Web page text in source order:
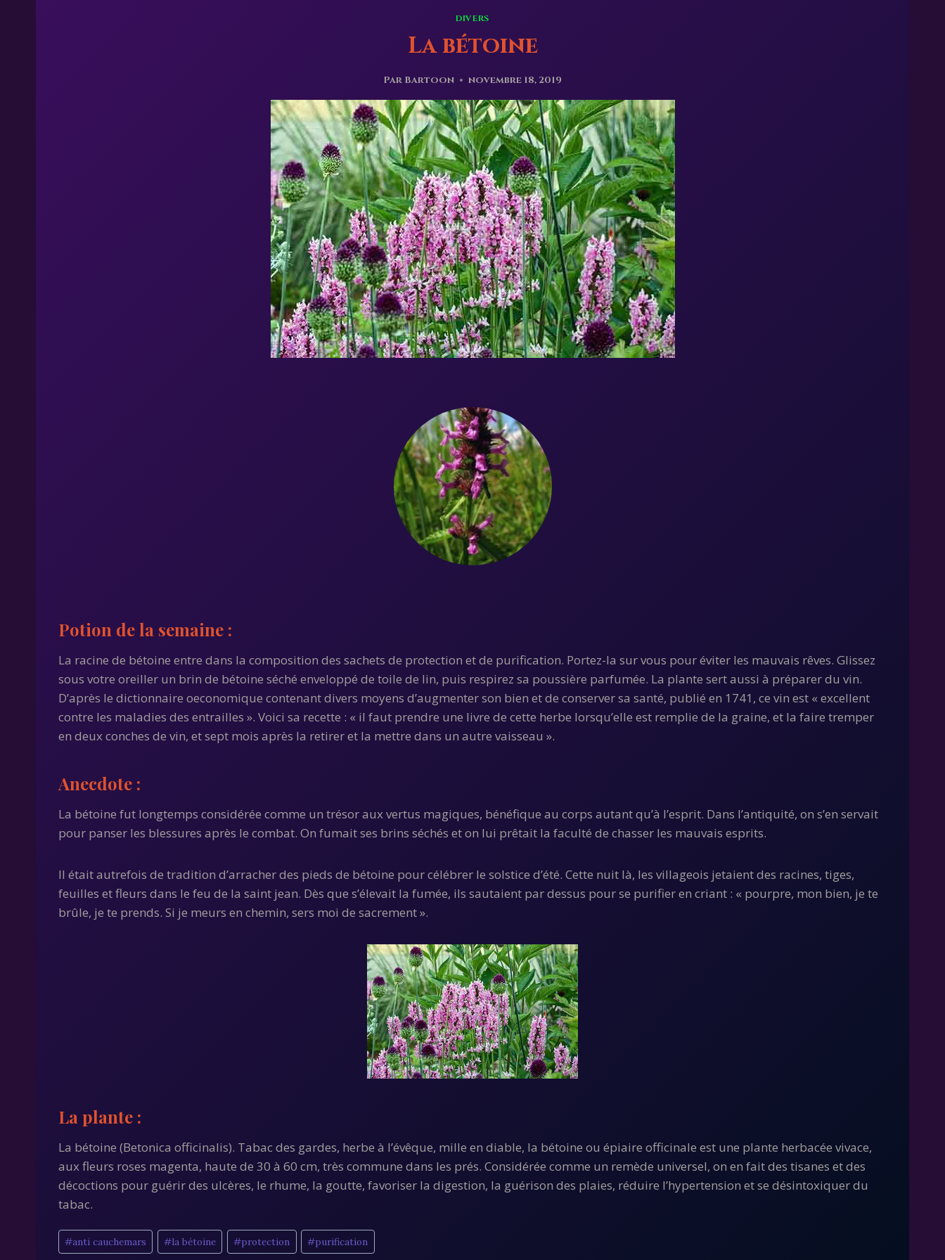
DIVERS
La bétoine
Par Bartoon novembre 18, 2019
Potion de la semaine :
La racine de bétoine entre dans la composition des sachets de protection et de purification. Portez-la sur vous pour éviter les mauvais rêves. Glissez
sous votre oreiller un brin de bétoine séché enveloppé de toile de lin, puis respirez sa poussière parfumée. La plante sert aussi à préparer du vin.
D’après le dictionnaire oeconomique contenant divers moyens d’augmenter son bien et de conserver sa santé, publié en 1741, ce vin est « excellent
contre les maladies des entrailles ». Voici sa recette : « il faut prendre une livre de cette herbe lorsqu’elle est remplie de la graine, et la faire tremper
en deux conches de vin, et sept mois après la retirer et la mettre dans un autre vaisseau ».
Anecdote :
La bétoine fut longtemps considérée comme un trésor aux vertus magiques, bénéfique au corps autant qu’à l’esprit. Dans l’antiquité, on s’en servait
pour panser les blessures après le combat. On fumait ses brins séchés et on lui prêtait la faculté de chasser les mauvais esprits.
Il était autrefois de tradition d’arracher des pieds de bétoine pour célébrer le solstice d’été. Cette nuit là, les villageois jetaient des racines, tiges,
feuilles et fleurs dans le feu de la saint jean. Dès que s’élevait la fumée, ils sautaient par dessus pour se purifier en criant : « pourpre, mon bien, je te
brûle, je te prends. Si je meurs en chemin, sers moi de sacrement ».
La plante :
La bétoine (Betonica officinalis). Tabac des gardes, herbe à l’évêque, mille en diable, la bétoine ou épiaire officinale est une plante herbacée vivace,
aux fleurs roses magenta, haute de 30 à 60 cm, très commune dans les prés. Considérée comme un remède universel, on en fait des tisanes et des
décoctions pour guérir des ulcères, le rhume, la goutte, favoriser la digestion, la guérison des plaies, réduire l’hypertension et se désintoxiquer du
tabac.
Étiquettes
de
#anti cauchemars #la bétoine #protection #purification